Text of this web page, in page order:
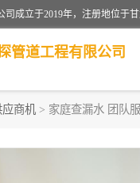
管道工程有限公司
应商机 > 家庭查漏水 团队